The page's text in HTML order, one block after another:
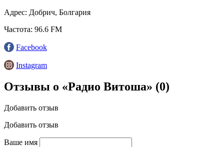
Адрес: Добрич, Болгария
Частота: 96.6 FM
Facebook
Instagram
Отзывы о «Радио Витоша» (0)
Добавить отзыв
Добавить отзыв
Ваше имя